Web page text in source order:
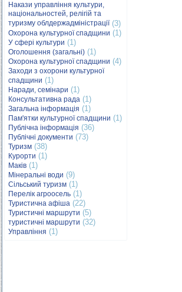
Накази управління культури,
національностей, релігій та
туризму облдержадміністрації(3)
Охорона культурної спадщини (1)
У сфері культури (1)
Оголошення (загальні) (1)
Охорона культурної спадщини (4)
Заходи з охорони культурної
спадщини (1)
Наради, семінари (1)
Консультативна рада (1)
Загальна інформація (1)
Пам'ятки культурної спадщини (1)
Публічна інформація (36)
Публічні документи (73)
Туризм (38)
Курорти (1)
Маків (1)
Мінеральні води (9)
Сільський туризм (1)
Перелік агроосель (1)
Туристична афіша (22)
Туристичні маршрути (5)
туристичні маршрути (32)
Управління (1)